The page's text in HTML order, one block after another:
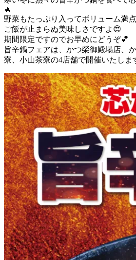
🔥
野菜もたっぷり入ってボリューム満点
ご飯が止まらぬ美味しさですよ😍
期間限定ですのでお早めにどうぞ💕
旨辛鍋フェアは、かつ榮御殿場店、
寮、小山茶寮の4店舗で開催いたしま